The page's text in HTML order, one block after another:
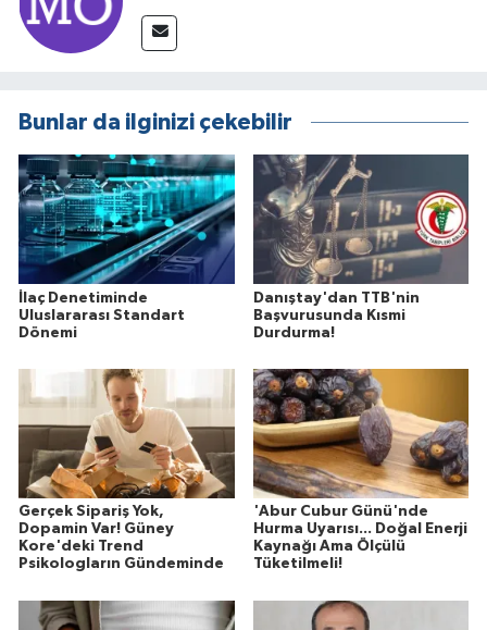
Bunlar da ilginizi çekebilir
İlaç Denetiminde
Uluslararası Standart
Dönemi
Danıştay'dan TTB'nin
Başvurusunda Kısmi
Durdurma!
Gerçek Sipariş Yok,
Dopamin Var! Güney
Kore'deki Trend
Psikologların Gündeminde
'Abur Cubur Günü'nde
Hurma Uyarısı... Doğal Enerji
Kaynağı Ama Ölçülü
Tüketilmeli!